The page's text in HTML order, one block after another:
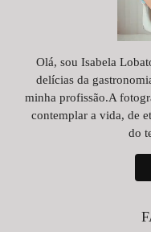
Olá, sou Isabela
delícias da
minha profissão.A
contemplar a vida, de
do